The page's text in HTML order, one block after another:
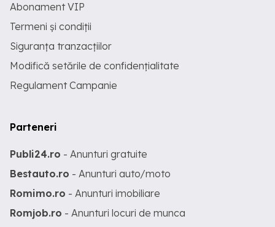
Abonament VIP
Termeni și condiții
Siguranța tranzacțiilor
Modifică setările de confidențialitate
Regulament Campanie
Parteneri
Publi24.ro - Anunturi gratuite
Bestauto.ro - Anunturi auto/moto
Romimo.ro - Anunturi imobiliare
Romjob.ro - Anunturi locuri de munca